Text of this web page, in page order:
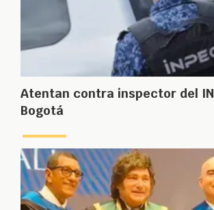
Atentan contra inspector del
Bogotá